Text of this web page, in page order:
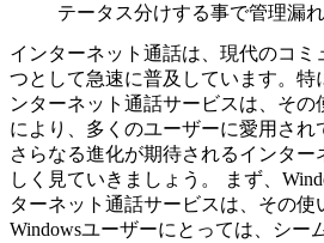
インターネット通話は、現代のコミ
つとして急速に普及しています。特
ンターネット通話サービスは、そ
により、多くのユーザーに愛用され
さらなる進化が期待されるインタ
しく見ていきましょう。 まず、
ターネット通話サービスは、その使
Windowsユーザーにとっては、シー
テータス分けする事で管理漏